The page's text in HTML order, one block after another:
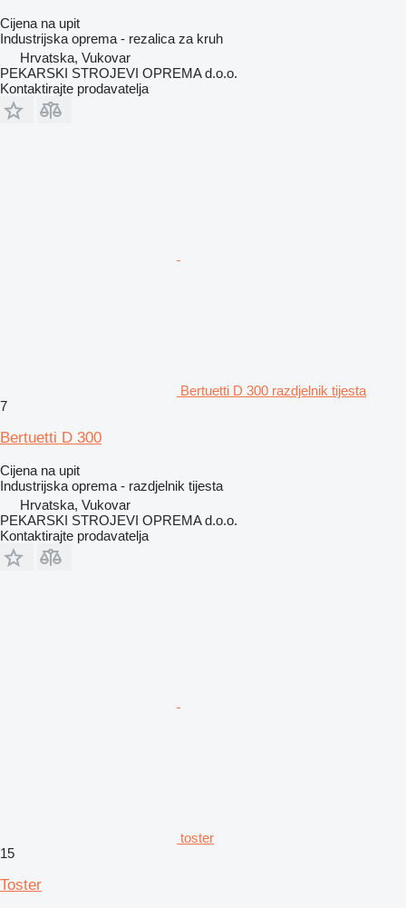
Cijena na upit
Industrijska oprema - rezalica za kruh
Hrvatska, Vukovar
PEKARSKI STROJEVI OPREMA d.o.o.
Kontaktirajte prodavatelja
Bertuetti D 300 razdjelnik tijesta
7
Bertuetti D 300
Cijena na upit
Industrijska oprema - razdjelnik tijesta
Hrvatska, Vukovar
PEKARSKI STROJEVI OPREMA d.o.o.
Kontaktirajte prodavatelja
toster
15
Toster